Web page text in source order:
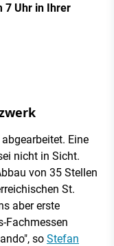
7 Uhr in Ihrer
Eine
nicht in Sicht.
von 35 Stellen
St.
aber erste
Fachmessen
so Stefan